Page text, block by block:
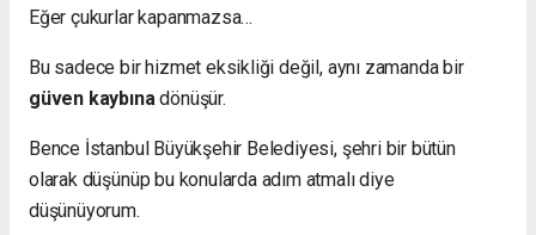
Eğer çukurlar kapanmazsa…
Bu sadece bir hizmet eksikliği değil, aynı zamanda bir
güven kaybınadönüşür.
Bence İstanbul Büyükşehir Belediyesi, şehri bir bütün
olarak düşünüp bu konularda adım atmalı diye
düşünüyorum.